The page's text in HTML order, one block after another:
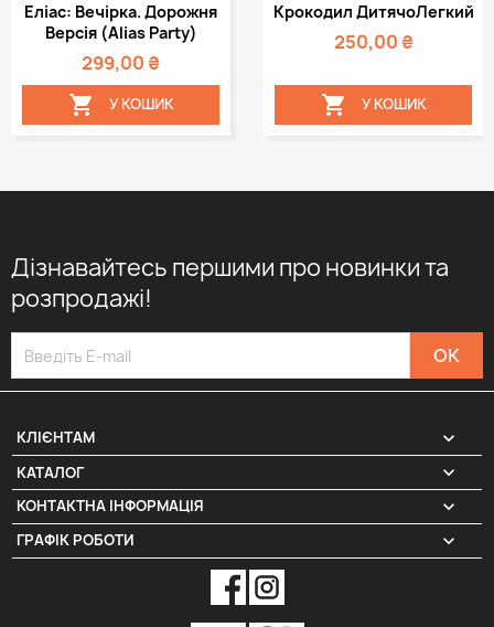
Еліас: Вечірка. Дорожня
Версія (Alias Party)
299,00 ₴
 У КОШИК
Крокодил ДитячоЛегкий
250,00 ₴
 У КОШИК
Дізнавайтесь першими про новинки та
розпродажі!
КЛІЄНТАМ 
КАТАЛОГ 
КОНТАКТНА ІНФОРМАЦІЯ keyboard_arrow_down
ГРАФІК РОБОТИ keyboard_arrow_down